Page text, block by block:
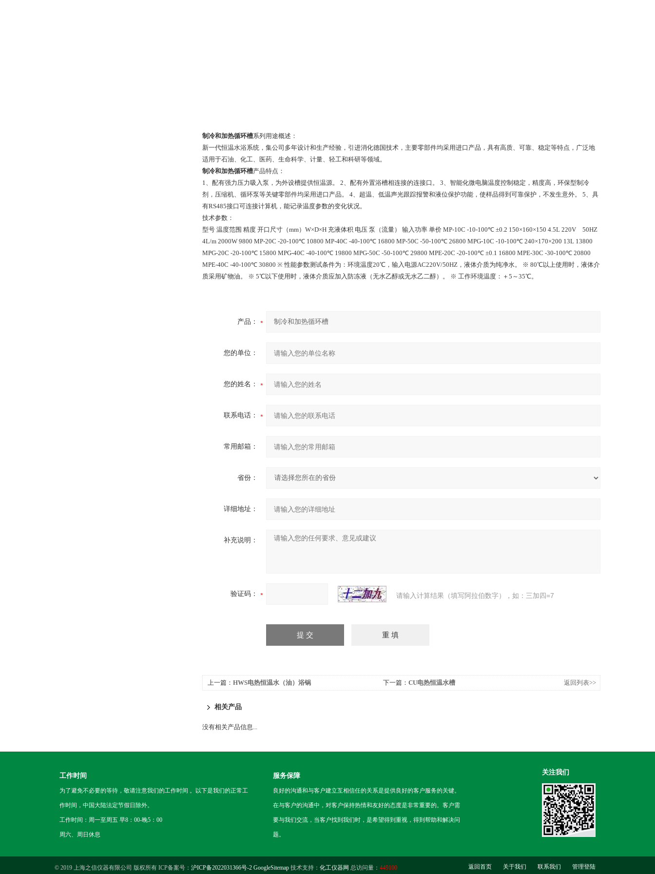
制冷和加热循环槽系列用途概述：
新一代恒温水浴系统，集公司多年设计和生产经验，引进消化德国技术，主要零部件均采用进口产品，具有高质、可靠、稳定等特点，广泛地
适用于石油、化工、医药、生命科学、计量、轻工和科研等领域。
制冷和加热循环槽产品特点 ：
1、配有强力压力吸入泵，为外设槽提供恒温源。 2、配有外置浴槽相连接的连接口。 3、智能化微电脑温度控制稳定，精度高，环保型制冷
剂，压缩机、循环泵等关键零部件均采用进口产品。 4、超温、低温声光跟踪报警和液位保护功能，使样品得到可靠保护，不发生意外。 5、具
有RS485接口可连接计算机，能记录温度参数的变化状况。
技术参数：
型号 温度范围 精度 开口尺寸（mm）W×D×H 充液体积 电压 泵（流量） 输入功率 单价 MP-10C -10-100℃ ±0.2 150×160×150 4.5L 220V 50HZ
4L/m 2000W 9800 MP-20C -20-100℃ 10800 MP-40C -40-100℃ 16800 MP-50C -50-100℃ 26800 MPG-10C -10-100℃ 240×170×200 13L 13800
MPG-20C -20-100℃ 15800 MPG-40C -40-100℃ 19800 MPG-50C -50-100℃ 29800 MPE-20C -20-100℃ ±0.1 16800 MPE-30C -30-100℃ 20800
MPE-40C -40-100℃ 30800 ※ 性能参数测试条件为：环境温度20℃，输入电源AC220V/50HZ，液体介质为纯净水。 ※ 80℃以上使用时，液体介
质采用矿物油。 ※ 5℃以下使用时，液体介质应加入防冻液（无水乙醇或无水乙二醇）。 ※ 工作环境温度：＋5～35℃。
产品：
您的单位：
您的姓名：
联系电话：
常用邮箱：
省份：
详细地址：
补充说明：
验证码： 请输入计算结果（填写阿拉伯数字），如：三加四=7
上一篇： HWS电热恒温水（油）浴锅 下一篇： CU电热恒温水槽 返回列表>>
相关产品
没有相关产品信息...
工作时间
为了避免不必要的等待，敬请注意我们的工作时间 。以下是我们的正常工
作时间，中国大陆法定节假日除外。
工作时间：周一至周五 早8：00-晚5：00
周六、周日休息
服务保障
良好的沟通和与客户建立互相信任的关系是提供良好的客户服务的关键。
在与客户的沟通中，对客户保持热情和友好的态度是非常重要的。客户需
要与我们交流，当客户找到我们时，是希望得到重视，得到帮助和解决问
题。
关注我们
© 2019 上海之信仪器有限公司 版权所有 ICP备案号： 沪ICP备2022031366号-2 GoogleSitemap 技术支持： 化工仪器网 总访问量： 449100 返回首页 关于我们 联系我们 管理登陆